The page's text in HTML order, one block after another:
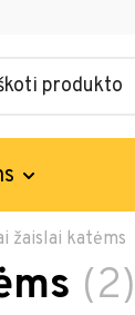
žaislai katėms
(2)